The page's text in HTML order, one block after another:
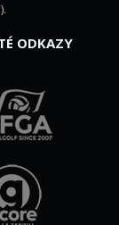
.
ODKAZY